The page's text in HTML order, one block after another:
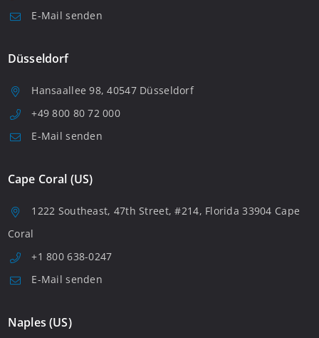
E-Mail senden
Düsseldorf
Hansaallee 98, 40547 Düsseldorf
+49 800 80 72 000
E-Mail senden
Cape Coral (US)
1222 Southeast, 47th Street, #214, Florida 33904 Cape
Coral
+1 800 638-0247
E-Mail senden
Naples (US)